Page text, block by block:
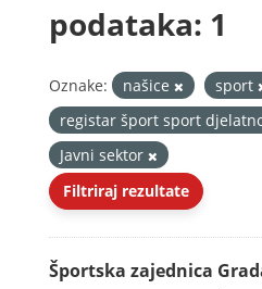
podataka: 1
Oznake: našice sport
registar šport sport
Javni sektor
Filtriraj rezultate
Športska zajednica